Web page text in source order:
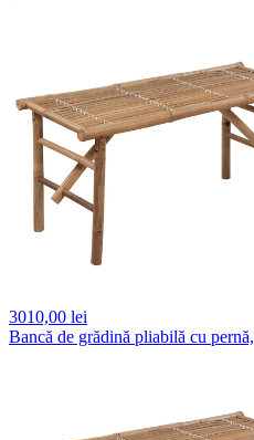
3010,00 lei
Bancă de grădină pliabilă cu